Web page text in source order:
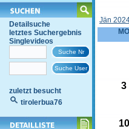
Detailsuche
letztes Suchergebnis
Singlevideos
zuletzt besucht
tirolerbua76
Jän
MO
3
10